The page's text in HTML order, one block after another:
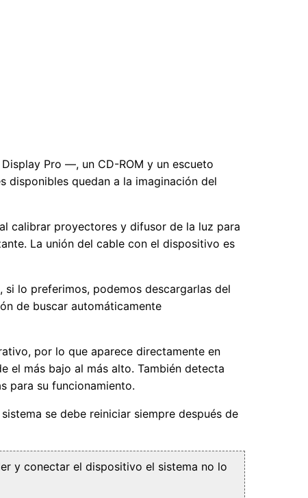
Pro —, un CD-ROM y un escueto
quedan a la imaginación del
calibrar proyectores y difusor de la luz para
La unión del cable con el dispositivo es
si lo preferimos, podemos descargarlas del
de buscar automáticamente
por lo que aparece directamente en
el más bajo al más alto. También detecta
para su funcionamiento.
se debe reiniciar siempre después de
y conectar el dispositivo el sistema no lo